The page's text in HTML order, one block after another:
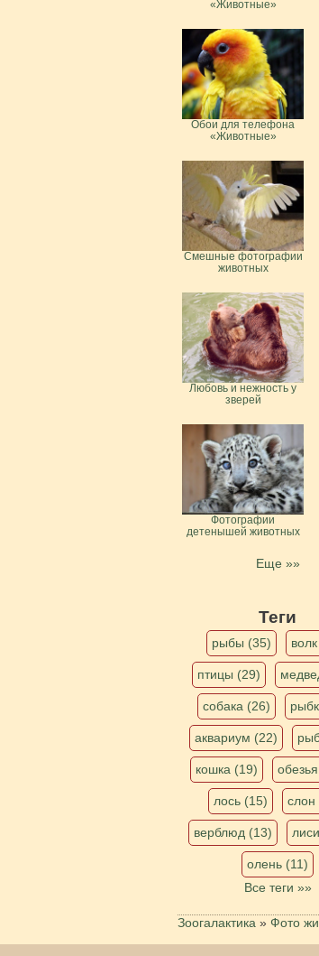
«Животные»
Обои для телефона
«Животные»
Смешные фотографии
животных
Любовь и нежность у
зверей
Фотографии
детенышей животных
Еще »»
Теги
рыбы (35)
птицы (29)
собака (26)
аквариум (22)
кошка (19)
лось (15) слон
верблюд (13)
олень (11)
Все теги »»
Зоогалактика » Фото